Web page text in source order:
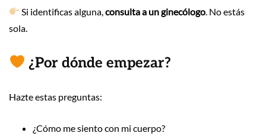
Si identificas alguna,consulta a un ginecólogo . No estás
sola.
¿Por dónde empezar?
Hazte estas preguntas:
¿Cómo me siento con mi cuerpo?